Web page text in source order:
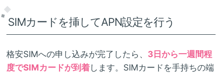
SIMカードを挿してAPN設定を行う
格安SIMへの申し込みが完了したら、 3日から一週間程
度でSIMカードが到着します。SIMカードを手持ちの端